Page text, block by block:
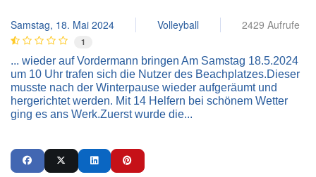
Samstag, 18. Mai 2024 Volleyball 2429 Aufrufe
1
... wieder auf Vordermann bringen Am Samstag 18.5.2024
um 10 Uhr trafen sich die Nutzer des Beachplatzes.Dieser
musste nach der Winterpause wieder aufgeräumt und
hergerichtet werden. Mit 14 Helfern bei schönem Wetter
ging es ans Werk.Zuerst wurde die...